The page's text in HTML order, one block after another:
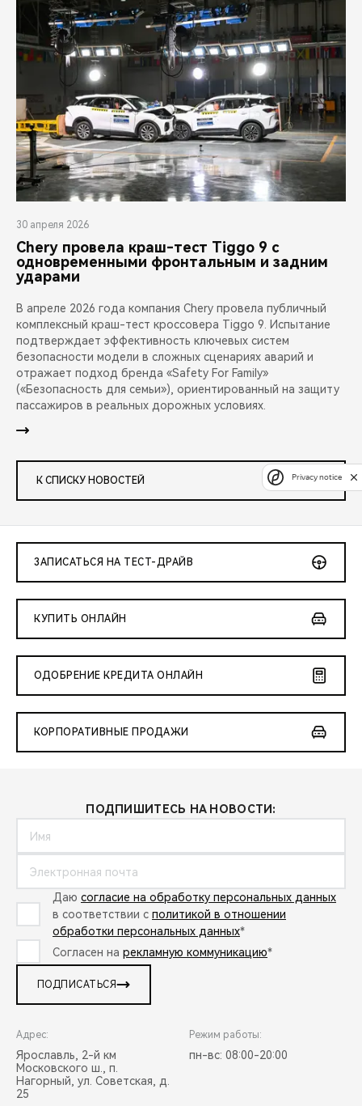
30 апреля 2026
Chery провела краш-тест Tiggo 9 с
одновременными фронтальным и задним
ударами
В апреле 2026 года компания Chery провела публичный
комплексный краш-тест кроссовера Tiggo 9. Испытание
подтверждает эффективность ключевых систем
безопасности модели в сложных сценариях аварий и
отражает подход бренда «Safety For Family»
(«Безопасность для семьи»), ориентированный на защиту
пассажиров в реальных дорожных условиях.
К СПИСКУ НОВОСТЕЙ
ЗАПИСАТЬСЯ НА ТЕСТ-ДРАЙВ
КУПИТЬ ОНЛАЙН
ОДОБРЕНИЕ КРЕДИТА ОНЛАЙН
КОРПОРАТИВНЫЕ ПРОДАЖИ
ПОДПИШИТЕСЬ НА НОВОСТИ:
Даю согласие на обработку персональных данных
в соответствии с политикой в отношении
обработки персональных данных*
Согласен на рекламную коммуникацию*
ПОДПИСАТЬСЯ
Адрес:
Ярославль, 2-й км
Московского ш., п.
Нагорный, ул. Советская, д.
25
Режим работы:
пн-вс: 08:00-20:00
Privacy notice